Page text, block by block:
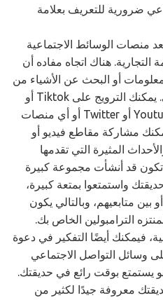
ضرورية للتعريف بعلامة
منصات الوسائط الاجتماعية
التجارية. هناك اتجاه مفاده أن
أو البحث عن الأشياء من
خلال وسائل التواصل الاجتماعي. يمكنك الترويج على Tiktok أو
Facebook أو Instagram أو Youtube أو Twitter أو أي منصات
مشاركة مقاطع فيديو أو
المثيرة التي تقدمها
تكون قد أنشأت مجموعة كبيرة
واستمتعوا بمتعة كبيرة،
متابعيهم، وبالتالي يكون
الترامبولين الخاص بك.
فيمكنك أيضًا التفكير في دعوة
وسائل التواصل الاجتماعي
يستمتع بوقت رائع في حديقتك.
معروفة جيدًا لكثير من